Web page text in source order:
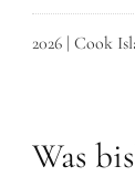
2026 | Cook
Was